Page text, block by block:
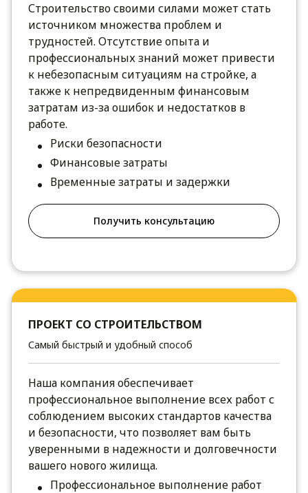
Строительство своими силами может стать
источником множества проблем и
трудностей. Отсутствие опыта и
профессиональных знаний может привести
к небезопасным ситуациям на стройке, а
также к непредвиденным финансовым
затратам из-за ошибок и недостатков в
работе.
Риски безопасности
Финансовые затраты
Временные затраты и задержки
Получить консультацию
ПРОЕКТ СО СТРОИТЕЛЬСТВОМ
Самый быстрый и удобный способ
Наша компания обеспечивает
профессиональное выполнение всех работ с
соблюдением высоких стандартов качества
и безопасности, что позволяет вам быть
уверенными в надежности и долговечности
вашего нового жилища.
Профессиональное выполнение работ